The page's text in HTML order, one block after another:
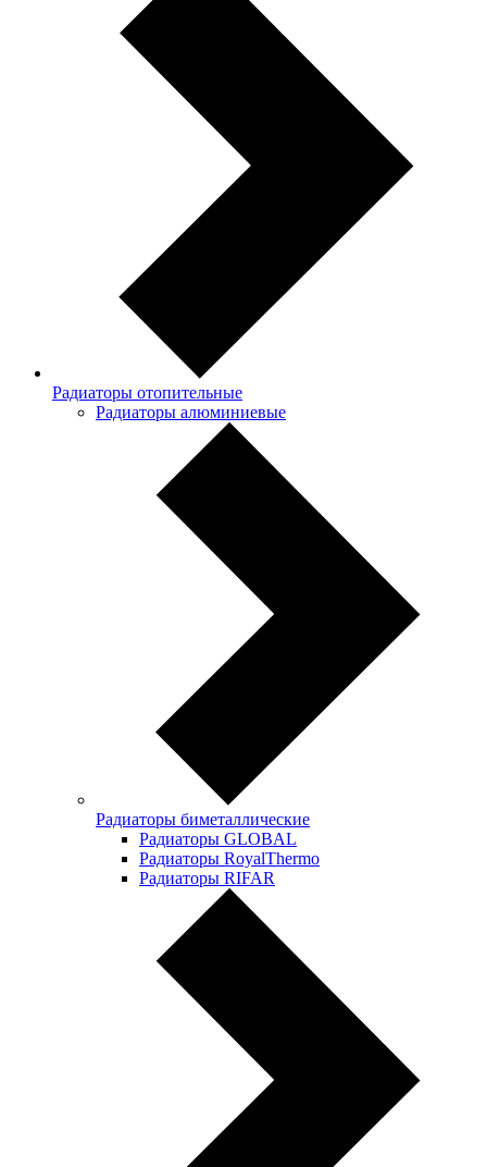
Радиаторы отопительные
Радиаторы алюминиевые
Радиаторы биметаллические
Радиаторы GLOBAL
Радиаторы RoyalThermo
Радиаторы RIFAR